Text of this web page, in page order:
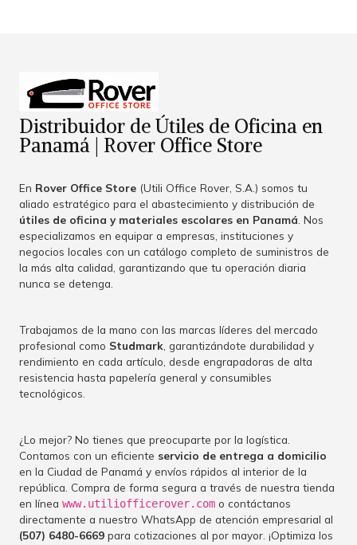
Distribuidor de Útiles de Oficina en
Panamá | Rover Office Store
En Rover Office Store (Utili Office Rover, S.A.) somos tu
aliado estratégico para el abastecimiento y distribución de
útiles de oficina y materiales escolares en Panamá . Nos
especializamos en equipar a empresas, instituciones y
negocios locales con un catálogo completo de suministros de
la más alta calidad, garantizando que tu operación diaria
nunca se detenga.
Trabajamos de la mano con las marcas líderes del mercado
profesional como Studmark , garantizándote durabilidad y
rendimiento en cada artículo, desde engrapadoras de alta
resistencia hasta papelería general y consumibles
tecnológicos.
¿Lo mejor? No tienes que preocuparte por la logística.
Contamos con un eficiente servicio de entrega a domicilio
en la Ciudad de Panamá y envíos rápidos al interior de la
república. Compra de forma segura a través de nuestra tienda
en línea www.utiliofficerover.com o contáctanos
directamente a nuestro WhatsApp de atención empresarial al
(507) 6480-6669 para cotizaciones al por mayor. ¡Optimiza los